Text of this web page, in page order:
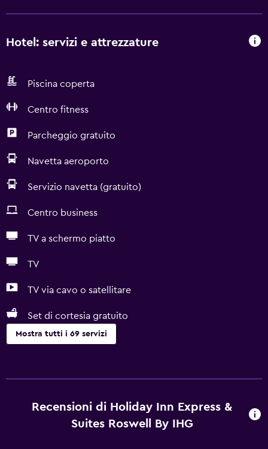
Hotel: servizi e attrezzature
Piscina coperta
Centro fitness
Parcheggio gratuito
Navetta aeroporto
Servizio navetta (gratuito)
Centro business
TV a schermo piatto
TV
TV via cavo o satellitare
Set di cortesia gratuito
Mostra tutti i 69 servizi
Animali ammessi su richiesta. Potrebbero applicarsi
Recensioni di Holiday Inn Express &
Suites Roswell By IHG